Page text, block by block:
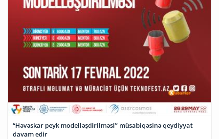
“Həvəskar peyk modelləşdirilməsi’’ müsabiqəsinə qeydiyyat
davam edir